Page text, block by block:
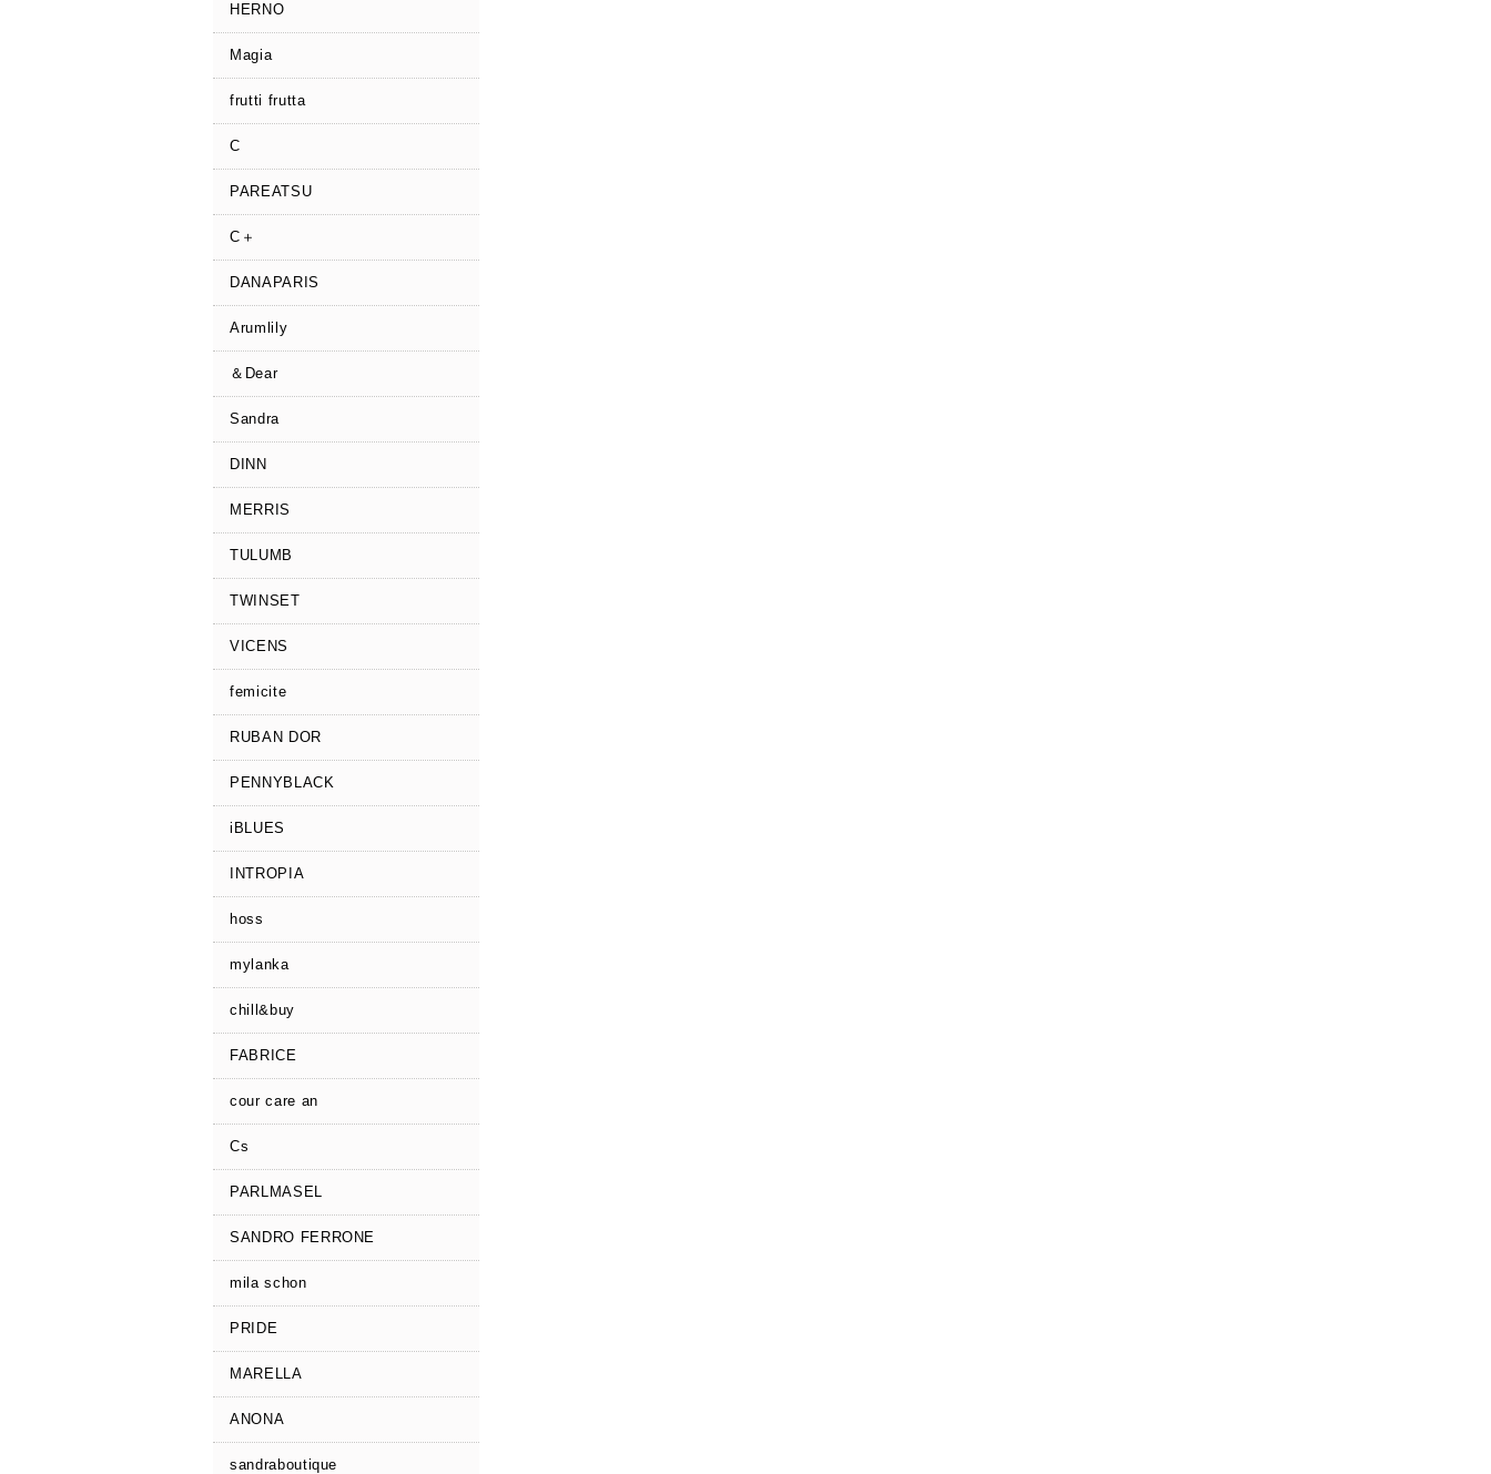
HERNO
Magia
frutti frutta
C
PAREATSU
C＋
DANAPARIS
Arumlily
＆Dear
Sandra
DINN
MERRIS
TULUMB
TWINSET
VICENS
femicite
RUBAN DOR
PENNYBLACK
iBLUES
INTROPIA
hoss
mylanka
chill&buy
FABRICE
cour care an
Cs
PARLMASEL
SANDRO FERRONE
mila schon
PRIDE
MARELLA
ANONA
sandraboutique